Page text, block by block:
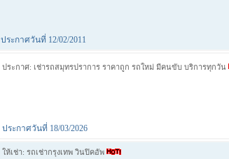
ประกาศวันที่ 12/02/2011
ประกาศ: เช่ารถสมุทรปราการ ราคาถูก รถใหม่ มีคนขับ บริการทุกวัน
ประกาศวันที่ 18/03/2026
ให้เช่า: รถเช่ากรุงเทพ วินปิคอัพ